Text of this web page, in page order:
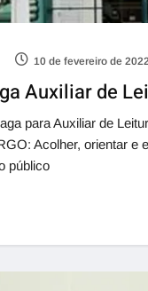
10 de fevereiro de 2022
Auxiliar de
para Auxiliar de
Acolher, orientar e
público